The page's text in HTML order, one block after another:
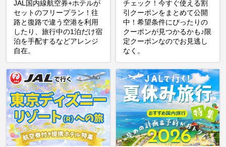
JAL国内線航空券+ホテルが
セットのフリープラン！往
路と復路で違う空港を利用
したり、旅行中の1泊だけ宿
泊を手配するなどアレンジ
自在。
チェック！今すぐ使える割
引クーポンをまとめて公開
中！希望条件にぴったりの
クーポンが見つかるかも♪限
定クーポンなのでお見逃し
なく。